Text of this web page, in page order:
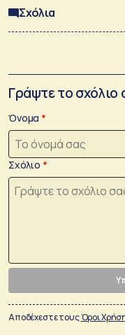
Σχόλια
Γράψτε το σχόλιο
Όνομα
Σχόλιο
Αποδέχεστε τουςΌροι